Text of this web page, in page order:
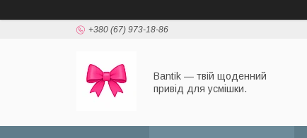
+380 (67) 973-18-86
Bantik — твій щоденний
привід для усмішки.